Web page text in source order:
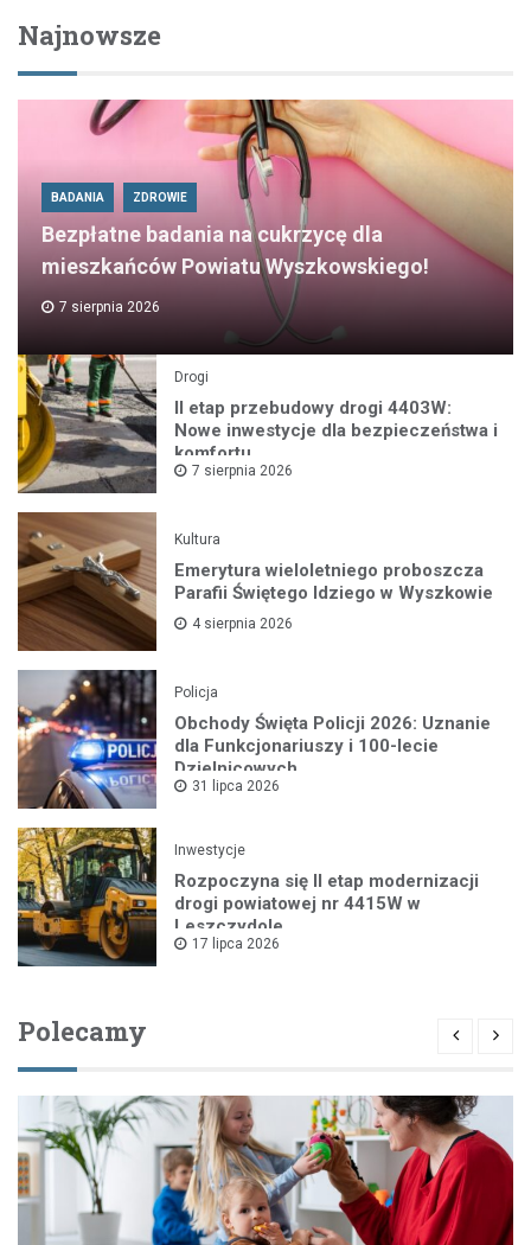
Najnowsze
BADANIA ZDROWIE
Bezpłatne badania na cukrzycę dla
mieszkańców Powiatu Wyszkowskiego!
7 sierpnia 2026
Drogi
II etap przebudowy drogi 4403W:
Nowe inwestycje dla bezpieczeństwa i
komfortu
7 sierpnia 2026
Kultura
Emerytura wieloletniego proboszcza
Parafii Świętego Idziego w Wyszkowie
4 sierpnia 2026
Policja
Obchody Święta Policji 2026: Uznanie
dla Funkcjonariuszy i 100-lecie
Dzielnicowych
31 lipca 2026
Inwestycje
Rozpoczyna się II etap modernizacji
drogi powiatowej nr 4415W w
Leszczydole
17 lipca 2026
Polecamy